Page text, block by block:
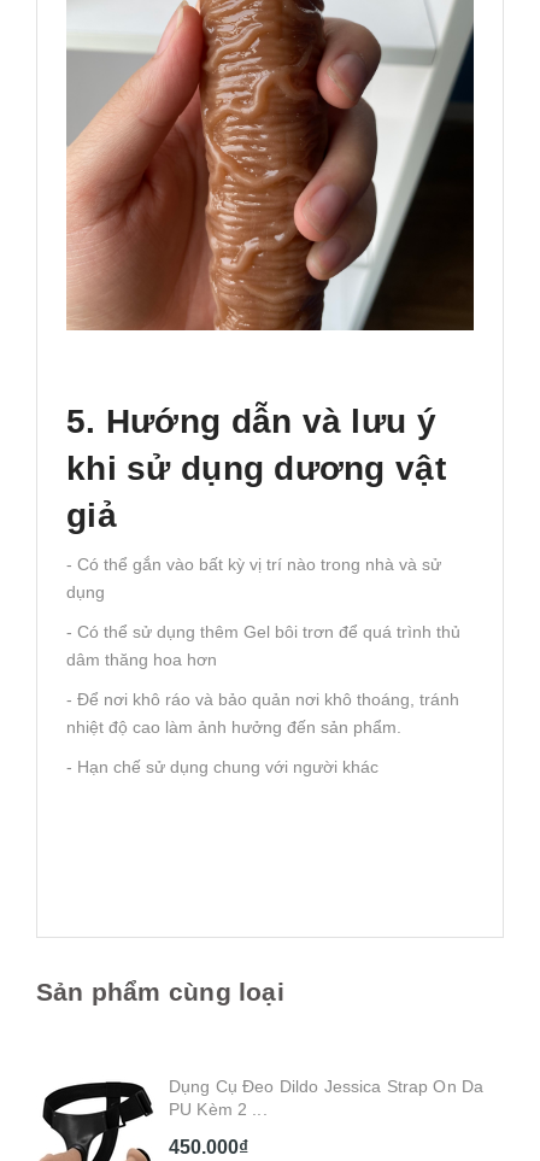
5. Hướng dẫn và lưu ý
khi sử dụng dương vật
giả
- Có thể gắn vào bất kỳ vị trí nào trong nhà và sử
dụng
- Có thể sử dụng thêm Gel bôi trơn để quá trình thủ
dâm thăng hoa hơn
- Để nơi khô ráo và bảo quản nơi khô thoáng, tránh
nhiệt độ cao làm ảnh hưởng đến sản phẩm.
- Hạn chế sử dụng chung với người khác
Sản phẩm cùng loại
Dụng Cụ Đeo Dildo Jessica Strap On Da
PU Kèm 2 ...
450.000₫